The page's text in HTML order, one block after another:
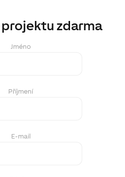
zdarma
Jméno
Příjmení
E-mail